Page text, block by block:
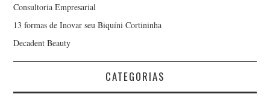
Consultoria Empresarial
13 formas de Inovar seu Biquíni Cortininha
Decadent Beauty
CATEGORIAS